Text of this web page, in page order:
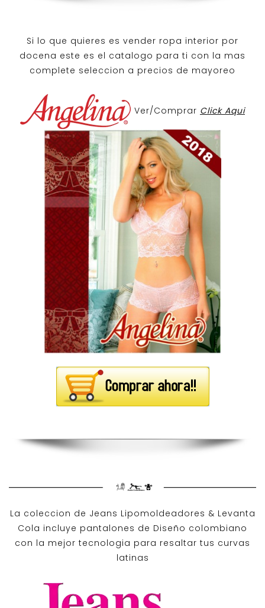
Si lo que quieres es vender ropa interior por
docena este es el catalogo para ti con la mas
complete seleccion a precios de mayoreo
Ver/Comprar Click Aqui
La coleccion de Jeans Lipomoldeadores & Levanta
Cola incluye pantalones de Diseño colombiano
con la mejor tecnologia para resaltar tus curvas
latinas